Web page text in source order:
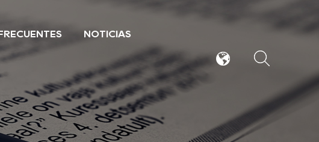
NOTICIAS